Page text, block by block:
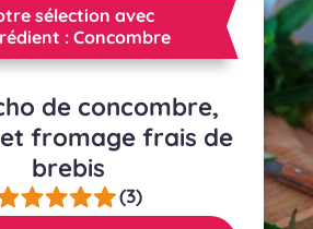
INGRÉDIENTS
CULINAIRES
UNE RECETTE
BOUTIQUE
sélection avec
: Concombre
de concombre,
fromage frais de
brebis
(3)